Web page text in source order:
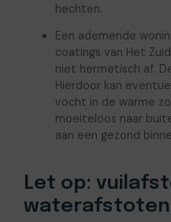
hechten.
Een ademende
coatings van Het
niet hermetisch af.
Hierdoor kan
vocht in de warme
moeiteloos naar
aan een gezond
Let op: